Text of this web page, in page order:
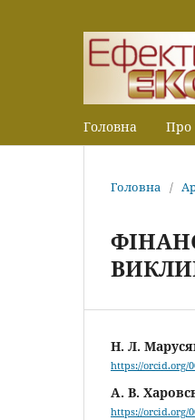
Головна Про
Головна /
Н. Л.
https://orcid.org/
А. В.
https://orcid.org/